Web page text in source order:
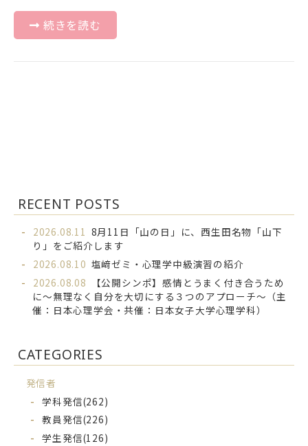
続きを読む
RECENT POSTS
2026.08.11 8月11日「山の日」に、西生田名物「山下
り」をご紹介します
2026.08.10 塩﨑ゼミ・心理学中級演習の紹介
2026.08.08
【公開シンポ】感情とうまく付き合うため
に～無理なく自分を大切にする３つのアプローチ～（主
催：日本心理学会・共催：日本女子大学心理学科）
CATEGORIES
発信者
学科発信(262)
教員発信(226)
学生発信(126)